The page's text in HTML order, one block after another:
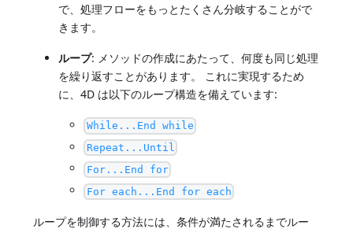
で、処理フローをもっとたくさん分岐することがで
きます。
ループ: メソッドの作成にあたって、何度も同じ処理
を繰り返すことがあります。 これに実現するため
に、4D は以下のループ構造を備えています:
While...End while
Repeat...Until
For...End for
For each...End for each
ループを制御する方法には、条件が満たされるまでルー